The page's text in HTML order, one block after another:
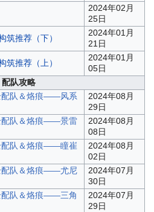
2024年02月
25日
筑推荐（下）
2024年01月
21日
筑推荐（上）
2024年01月
05日
配队攻略
配队＆烙痕——风系
2024年08月
29日
配队＆烙痕——景雷
2024年08月
08日
配队＆烙痕——瞳崔
2024年08月
02日
配队＆烙痕——尤尼
2024年07月
30日
配队＆烙痕——三角
2024年07月
29日